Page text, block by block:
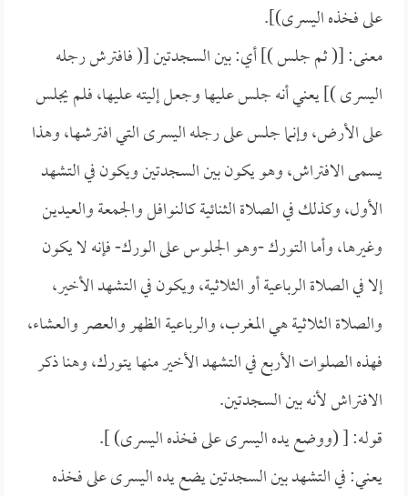
على فخذه اليسرى)].
معنى: [( ثم جلس )] أي: بين السجدتين [( فافترش رجله
اليسرى )] يعني أنه جلس عليها وجعل إليته عليها، فلم يجلس
على الأرض، وإنما جلس على رجله اليسرى التي افترشها، وهذا
يسمى الافتراش، وهو يكون بين السجدتين ويكون في التشهد
الأول، وكذلك في الصلاة الثنائية كالنوافل والجمعة والعيدين
وغيرها، وأما التورك -وهو الجلوس على الورك- فإنه لا يكون
إلا في الصلاة الرباعية أو الثلاثية، ويكون في التشهد الأخير،
والصلاة الثلاثية هي المغرب، والرباعية الظهر والعصر والعشاء،
فهذه الصلوات الأربع في التشهد الأخير منها يتورك، وهنا ذكر
الافتراش لأنه بين السجدتين.
قوله: [ (ووضع يده اليسرى على فخذه اليسرى) ].
يعني: في التشهد بين السجدتين يضع يده اليسرى على فخذه